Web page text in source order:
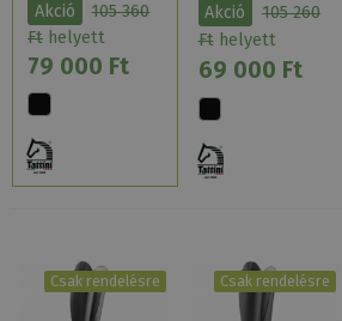
Akció
105 360
Ft helyett
79 000 Ft
Akció
105 260
Fthelyett
69 000 Ft
Csak rendelésre Csak rendelésre